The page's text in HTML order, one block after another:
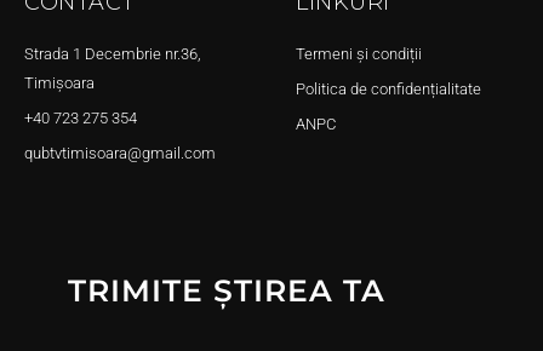
Strada 1 Decembrie nr.36,
Timișoara
+40 723 275 354
qubtvtimisoara@gmail.com
Termeni și condiții
Politica de confidențialitate
ANPC
TRIMITE ȘTIREA TA